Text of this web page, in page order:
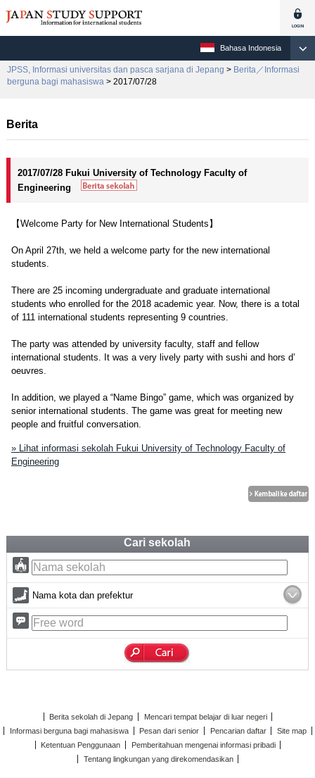
Bahasa Indonesia
JPSS, Informasi universitas dan pasca sarjana di Jepang > Berita／Informasi
berguna bagi mahasiswa > 2017/07/28
Berita
2017/07/28 Fukui University of Technology Faculty of
Engineering
【Welcome Party for New International Students】
On April 27th, we held a welcome party for the new international
students.
There are 25 incoming undergraduate and graduate international
students who enrolled for the 2018 academic year. Now, there is a total
of 111 international students representing 9 countries.
The party was attended by university faculty, staff and fellow
international students. It was a very lively party with sushi and hors d’
oeuvres.
In addition, we played a “Name Bingo” game, which was organized by
senior international students. The game was great for meeting new
people and fruitful conversation.
» Lihat informasi sekolah Fukui University of Technology Faculty of
Engineering
Cari sekolah
Nama kota dan prefektur
Berita sekolah di Jepang
Mencari tempat belajar di luar negeri
Informasi berguna bagi mahasiswa
Pesan dari senior Pencarian daftar
Site map
Ketentuan Penggunaan
Pemberitahuan mengenai informasi pribadi
Tentang lingkungan yang direkomendasikan